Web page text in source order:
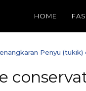
HOME
Penyu (tukik)